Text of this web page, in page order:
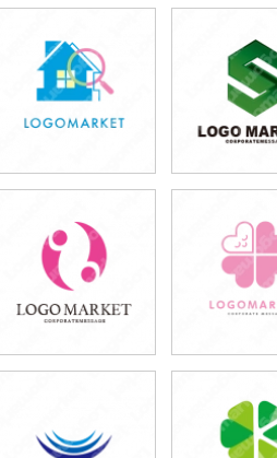
39,800円
(税込43,780円)
39,800
(税込43,780
39,800円
(税込43,780円)
39,800
(税込
(税込43,780円)
39,800
(税込